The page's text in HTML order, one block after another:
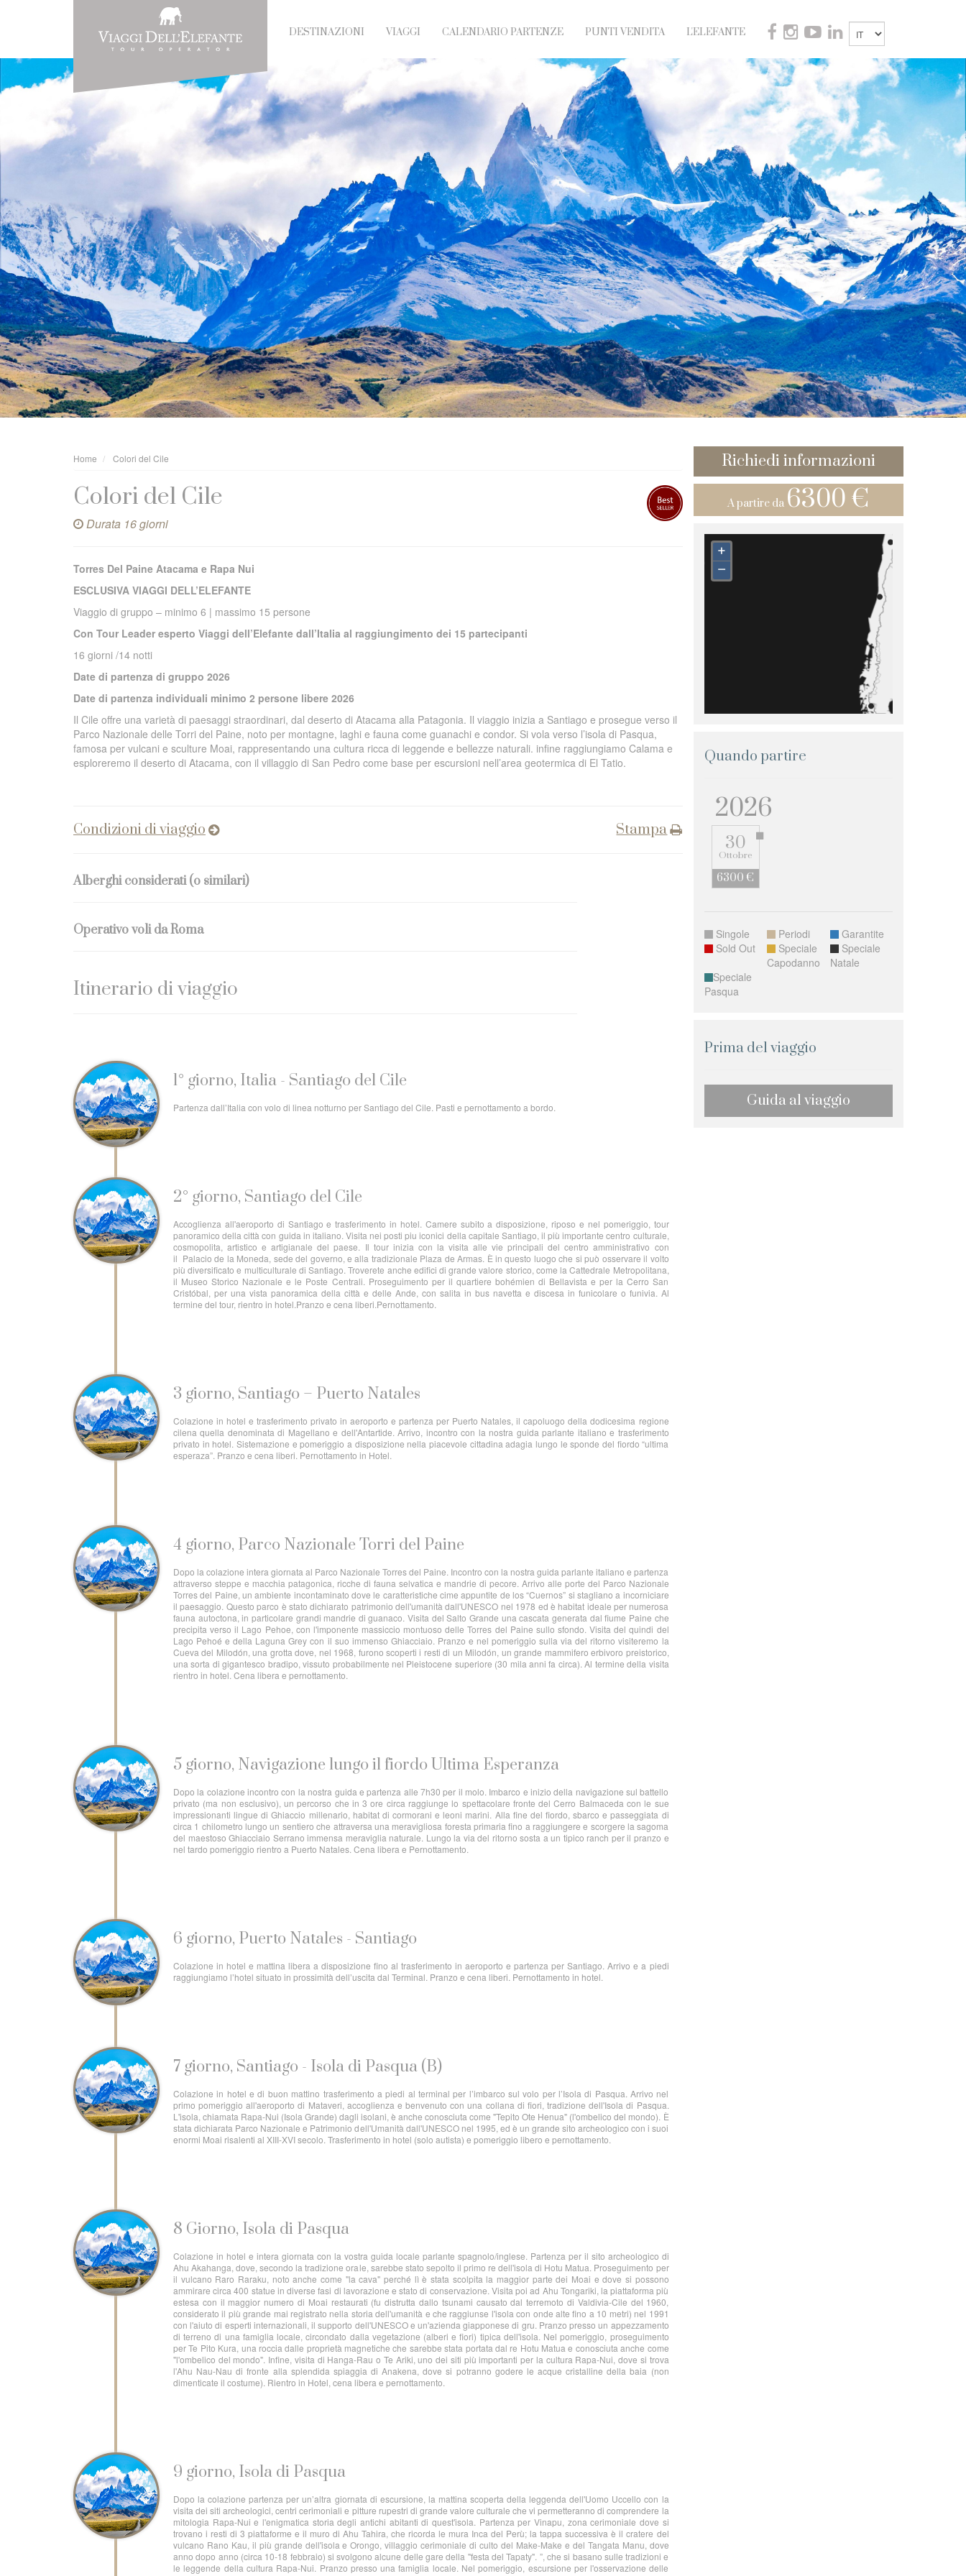
DESTINAZIONI VIAGGI CALENDARIO PARTENZE PUNTI VENDITA L'ELEFANTE
Home Colori del Cile
Colori del Cile
Durata 16 giorni
Torres Del Paine Atacama e Rapa Nui
ESCLUSIVA VIAGGI DELL’ELEFANTE
Viaggio di gruppo – minimo 6 | massimo 15 persone
Con Tour Leader esperto Viaggi dell’Elefante dall’Italia al raggiungimento dei 15 partecipanti
16 giorni /14 notti
Date di partenza di gruppo 2026
Date di partenza individuali minimo 2 persone libere 2026
Il Cile offre una varietà di paesaggi straordinari, dal deserto di Atacama alla Patagonia. Il viaggio inizia a Santiago e prosegue verso il
Parco Nazionale delle Torri del Paine, noto per montagne, laghi e fauna come guanachi e condor. Si vola verso l’isola di Pasqua,
famosa per vulcani e sculture Moai, rappresentando una cultura ricca di leggende e bellezze naturali. infine raggiungiamo Calama e
esploreremo il deserto di Atacama, con il villaggio di San Pedro come base per escursioni nell’area geotermica di El Tatio.
Condizioni di viaggio Stampa
Alberghi considerati (o similari)
Operativo voli da Roma
Itinerario di viaggio
1° giorno, Italia - Santiago del Cile
Partenza dall’Italia con volo di linea notturno per Santiago del Cile. Pasti e pernottamento a bordo.
2° giorno, Santiago del Cile
Accoglienza all'aeroporto di Santiago e trasferimento in hotel. Camere subito a disposizione, riposo e nel pomeriggio, tour
panoramico della città con guida in italiano. Visita nei posti piu iconici della capitale Santiago, il più importante centro culturale,
cosmopolita, artistico e artigianale del paese. Il tour inizia con la visita alle vie principali del centro amministrativo con
il Palacio de la Moneda, sede del governo, e alla tradizionale Plaza de Armas. È in questo luogo che si può osservare il volto
più diversificato e multiculturale di Santiago. Troverete anche edifici di grande valore storico, come la Cattedrale Metropolitana,
il Museo Storico Nazionale e le Poste Centrali. Proseguimento per il quartiere bohémien di Bellavista e per la Cerro San
Cristóbal, per una vista panoramica della città e delle Ande, con salita in bus navetta e discesa in funicolare o funivia. Al
termine del tour, rientro in hotel.Pranzo e cena liberi.Pernottamento.
3 giorno, Santiago – Puerto Natales
Colazione in hotel e trasferimento privato in aeroporto e partenza per Puerto Natales, il capoluogo della dodicesima regione
cilena quella denominata di Magellano e dell'Antartide. Arrivo, incontro con la nostra guida parlante italiano e trasferimento
privato in hotel. Sistemazione e pomeriggio a disposizione nella piacevole cittadina adagia lungo le sponde del fiordo “ultima
esperaza”. Pranzo e cena liberi. Pernottamento in Hotel.
4 giorno, Parco Nazionale Torri del Paine
Dopo la colazione intera giornata al Parco Nazionale Torres del Paine. Incontro con la nostra guida parlante italiano e partenza
attraverso steppe e macchia patagonica, ricche di fauna selvatica e mandrie di pecore. Arrivo alle porte del Parco Nazionale
Torres del Paine, un ambiente incontaminato dove le caratteristiche cime appuntite de los “Cuernos” si stagliano a incorniciare
il paesaggio. Questo parco è stato dichiarato patrimonio dell'umanità dall'UNESCO nel 1978 ed è habitat ideale per numerosa
fauna autoctona, in particolare grandi mandrie di guanaco. Visita del Salto Grande una cascata generata dal fiume Paine che
precipita verso il Lago Pehoe, con l'imponente massiccio montuoso delle Torres del Paine sullo sfondo. Visita del quindi del
Lago Pehoé e della Laguna Grey con il suo immenso Ghiacciaio. Pranzo e nel pomeriggio sulla via del ritorno visiteremo la
Cueva del Milodón, una grotta dove, nel 1968, furono scoperti i resti di un Milodón, un grande mammifero erbivoro preistorico,
una sorta di gigantesco bradipo, vissuto probabilmente nel Pleistocene superiore (30 mila anni fa circa). Al termine della visita
rientro in hotel. Cena libera e pernottamento.
5 giorno, Navigazione lungo il fiordo Ultima Esperanza
Dopo la colazione incontro con la nostra guida e partenza alle 7h30 per il molo. Imbarco e inizio della navigazione sul battello
privato (ma non esclusivo), un percorso che in 3 ore circa raggiunge lo spettacolare fronte del Cerro Balmaceda con le sue
impressionanti lingue di Ghiaccio millenario, habitat di cormorani e leoni marini. Alla fine del fiordo, sbarco e passeggiata di
circa 1 chilometro lungo un sentiero che attraversa una meravigliosa foresta primaria fino a raggiungere e scorgere la sagoma
del maestoso Ghiacciaio Serrano immensa meraviglia naturale. Lungo la via del ritorno sosta a un tipico ranch per il pranzo e
nel tardo pomeriggio rientro a Puerto Natales. Cena libera e Pernottamento.
6 giorno, Puerto Natales - Santiago
Colazione in hotel e mattina libera a disposizione fino al trasferimento in aeroporto e partenza per Santiago. Arrivo e a piedi
raggiungiamo l’hotel situato in prossimità dell’uscita dal Terminal. Pranzo e cena liberi. Pernottamento in hotel.
7 giorno, Santiago - Isola di Pasqua (B)
Colazione in hotel e di buon mattino trasferimento a piedi al terminal per l’imbarco sul volo per l’Isola di Pasqua. Arrivo nel
primo pomeriggio all'aeroporto di Mataveri, accoglienza e benvenuto con una collana di fiori, tradizione dell'Isola di Pasqua.
L'isola, chiamata Rapa-Nui (Isola Grande) dagli isolani, è anche conosciuta come "Tepito Ote Henua" (l'ombelico del mondo). È
stata dichiarata Parco Nazionale e Patrimonio dell'Umanità dall'UNESCO nel 1995, ed è un grande sito archeologico con i suoi
enormi Moai risalenti al XIII-XVI secolo. Trasferimento in hotel (solo autista) e pomeriggio libero e pernottamento.
8 Giorno, Isola di Pasqua
Colazione in hotel e intera giornata con la vostra guida locale parlante spagnolo/inglese. Partenza per il sito archeologico di
Ahu Akahanga, dove, secondo la tradizione orale, sarebbe stato sepolto il primo re dell'isola di Hotu Matua. Proseguimento per
il vulcano Raro Raraku, noto anche come "la cava" perché lì è stata scolpita la maggior parte dei Moai e dove si possono
ammirare circa 400 statue in diverse fasi di lavorazione e stato di conservazione. Visita poi ad Ahu Tongariki, la piattaforma più
estesa con il maggior numero di Moai restaurati (fu distrutta dallo tsunami causato dal terremoto di Valdivia-Cile del 1960,
considerato il più grande mai registrato nella storia dell'umanità e che raggiunse l'isola con onde alte fino a 10 metri) nel 1991
con l'aiuto di esperti internazionali, il supporto dell'UNESCO e un'azienda giapponese di gru. Pranzo presso un appezzamento
di terreno di una famiglia locale, circondato dalla vegetazione (alberi e fiori) tipica dell'isola. Nel pomeriggio, proseguimento
per Te Pito Kura, una roccia dalle proprietà magnetiche che sarebbe stata portata dal re Hotu Matua e conosciuta anche come
"l'ombelico del mondo". Infine, visita di Hanga-Rau o Te Ariki, uno dei siti più importanti per la cultura Rapa-Nui, dove si trova
l'Ahu Nau-Nau di fronte alla splendida spiaggia di Anakena, dove si potranno godere le acque cristalline della baia (non
dimenticate il costume). Rientro in Hotel, cena libera e pernottamento.
9 giorno, Isola di Pasqua
Dopo la colazione partenza per un’altra giornata di escursione, la mattina scoperta della leggenda dell'Uomo Uccello con la
visita dei siti archeologici, centri cerimoniali e pitture rupestri di grande valore culturale che vi permetteranno di comprendere la
mitologia Rapa-Nui e l'enigmatica storia degli antichi abitanti di quest'isola. Partenza per Vinapu, zona cerimoniale dove si
trovano i resti di 3 piattaforme e il muro di Ahu Tahira, che ricorda le mura Inca del Perù; la tappa successiva è il cratere del
vulcano Rano Kau, il più grande dell'isola e Orongo, villaggio cerimoniale di culto del Make-Make e del Tangata Manu, dove
anno dopo anno (circa 10-18 febbraio) si svolgono alcune delle gare della "festa del Tapaty". ”, che si basano sulle tradizioni e
le leggende della cultura Rapa-Nui. Pranzo presso una famiglia locale. Nel pomeriggio, escursione per l'osservazione delle
Richiedi informazioni
A partire da 6300 €
+
–
Quando partire
2026
30
Ottobre
6300 €
Singole Periodi
Garantite
Sold Out
Speciale
Capodanno
Speciale
Natale
Speciale
Pasqua
Prima del viaggio
Guida al viaggio